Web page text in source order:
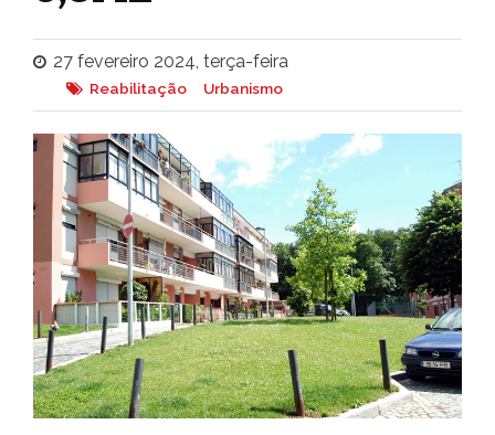
27 fevereiro 2024, terça-feira
Reabilitação Urbanismo